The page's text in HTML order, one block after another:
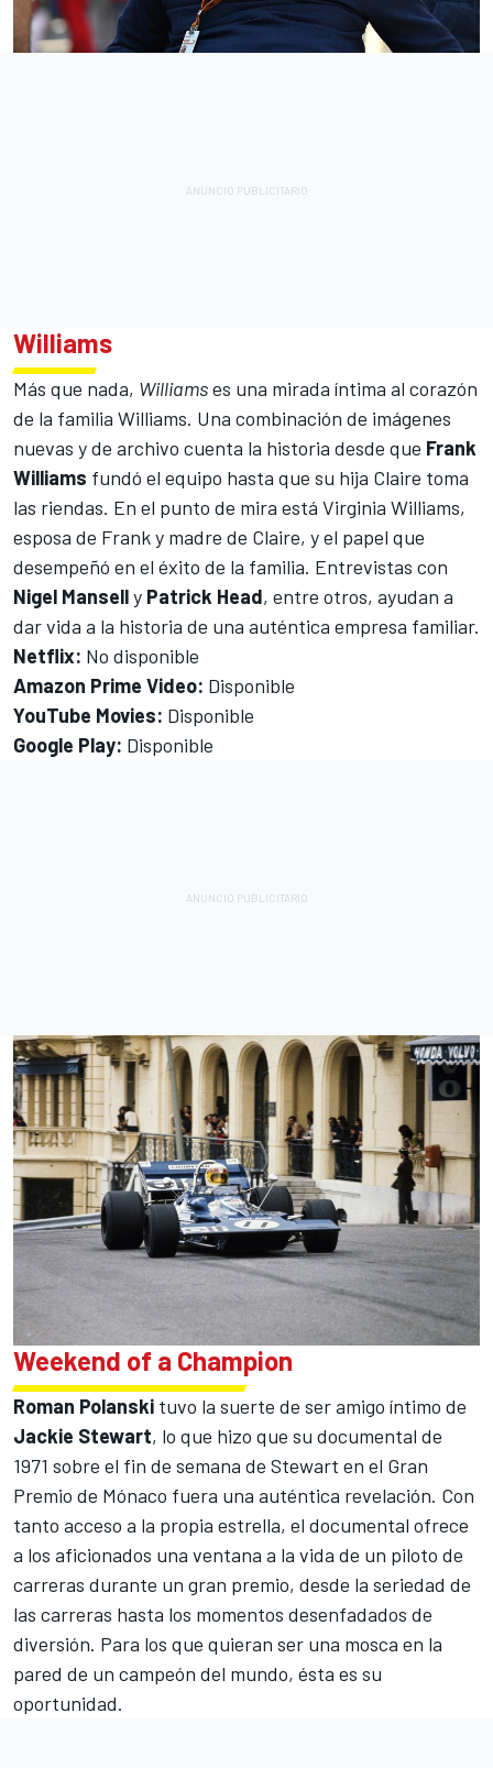
Williams
Más que nada, Williamses una mirada íntima al corazón
de la familia Williams. Una combinación de imágenes
nuevas y de archivo cuenta la historia desde que Frank
Williams fundó el equipo hasta que su hija Claire toma
las riendas. En el punto de mira está Virginia Williams,
esposa de Frank y madre de Claire, y el papel que
desempeñó en el éxito de la familia. Entrevistas con
Nigel Manselly Patrick Head, entre otros, ayudan a
dar vida a la historia de una auténtica empresa familiar.
Netflix: No disponible
Amazon Prime Video: Disponible
YouTube Movies: Disponible
Google Play: Disponible
Weekend of a Champion
Roman Polanski tuvo la suerte de ser amigo íntimo de
Jackie Stewart, lo que hizo que su documental de
1971 sobre el fin de semana de Stewart en el Gran
Premio de Mónaco fuera una auténtica revelación. Con
tanto acceso a la propia estrella, el documental ofrece
a los aficionados una ventana a la vida de un piloto de
carreras durante un gran premio, desde la seriedad de
las carreras hasta los momentos desenfadados de
diversión. Para los que quieran ser una mosca en la
pared de un campeón del mundo, ésta es su
oportunidad.